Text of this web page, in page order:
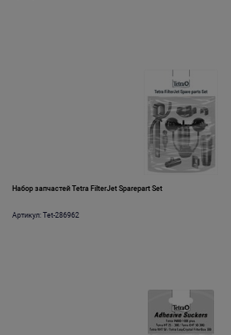
Набор запчастей Tetra FilterJet Sparepart Set
Артикул: Tet-286962